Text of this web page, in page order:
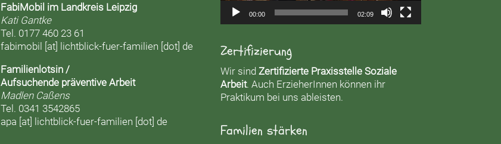
FabiMobil im Landkreis Leipzig
Kati Gantke
Tel. 0177 460 23 61
fabimobil [at] lichtblick-fuer-familien [dot] de
Familienlotsin /
Aufsuchende präventive Arbeit
Madlen Caßens
Tel. 0341 3542865
apa [at] lichtblick-fuer-familien [dot] de
00:00 02:09
Zertifizierung
Wir sind Zertifizierte Praxisstelle Soziale
Arbeit. Auch ErzieherInnen können ihr
Praktikum bei uns ableisten.
Familien stärken